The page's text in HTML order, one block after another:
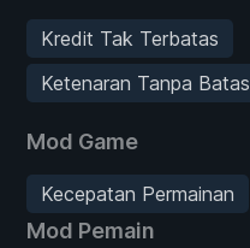
Kredit Tak Terbatas
Ketenaran Tanpa Batas
Mod Game
Kecepatan Permainan
Mod Pemain